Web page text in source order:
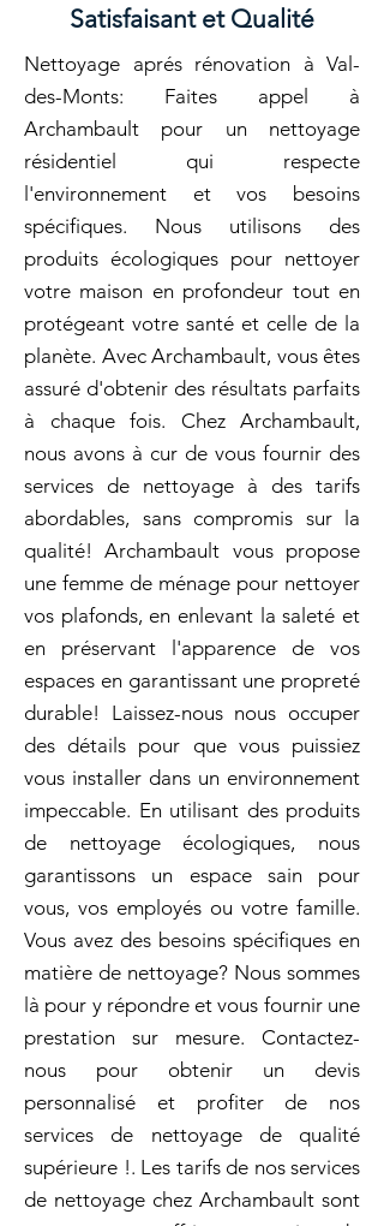
Satisfaisant et Qualité
Nettoyage aprés rénovation à Val-
des-Monts: Faites appel à
Archambault pour un nettoyage
résidentiel qui respecte
l'environnement et vos besoins
spécifiques. Nous utilisons des
produits écologiques pour nettoyer
votre maison en profondeur tout en
protégeant votre santé et celle de la
planète. Avec Archambault, vous êtes
assuré d'obtenir des résultats parfaits
à chaque fois. Chez Archambault,
nous avons à cur de vous fournir des
services de nettoyage à des tarifs
abordables, sans compromis sur la
qualité! Archambault vous propose
une femme de ménage pour nettoyer
vos plafonds, en enlevant la saleté et
en préservant l'apparence de vos
espaces en garantissant une propreté
durable! Laissez-nous nous occuper
des détails pour que vous puissiez
vous installer dans un environnement
impeccable. En utilisant des produits
de nettoyage écologiques, nous
garantissons un espace sain pour
vous, vos employés ou votre famille.
Vous avez des besoins spécifiques en
matière de nettoyage? Nous sommes
là pour y répondre et vous fournir une
prestation sur mesure. Contactez-
nous pour obtenir un devis
personnalisé et profiter de nos
services de nettoyage de qualité
supérieure !. Les tarifs de nos services
de nettoyage chez Archambault sont